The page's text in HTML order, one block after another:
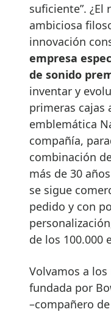
suficiente”. ¿El
ambiciosa
innovación
empresa
de sonido
inventar y
primeras cajas
emblemática
compañía,
combinación
más de 30
se sigue
pedido y con
de los 100.000
Volvamos a
fundada por
–compañero